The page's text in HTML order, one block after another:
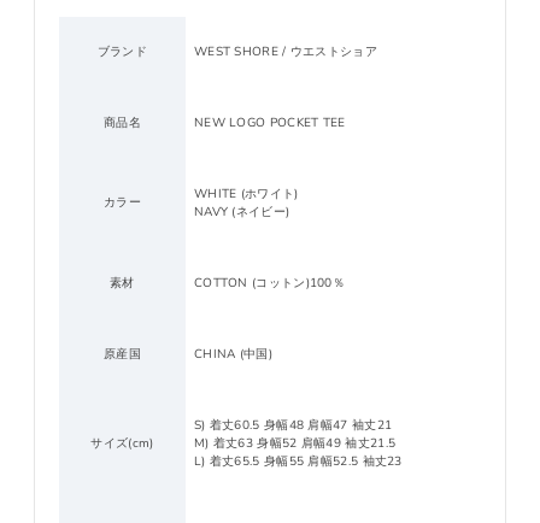
ブランド WEST SHORE / ウエストショア
商品名 NEW LOGO POCKET TEE
カラー
WHITE (ホワイト)
NAVY (ネイビー)
素材 COTTON (コットン)100％
原産国 CHINA (中国)
サイズ(cm)
S) 着丈60.5 身幅48 肩幅47 袖丈21
M) 着丈63 身幅52 肩幅49 袖丈21.5
L) 着丈65.5 身幅55 肩幅52.5 袖丈23